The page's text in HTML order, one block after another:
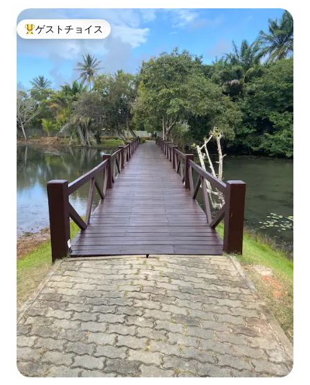
大好評のゲストチョイスです。
ゲストチョイス